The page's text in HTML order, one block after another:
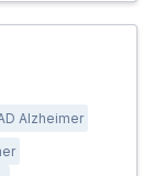
Alzheimer